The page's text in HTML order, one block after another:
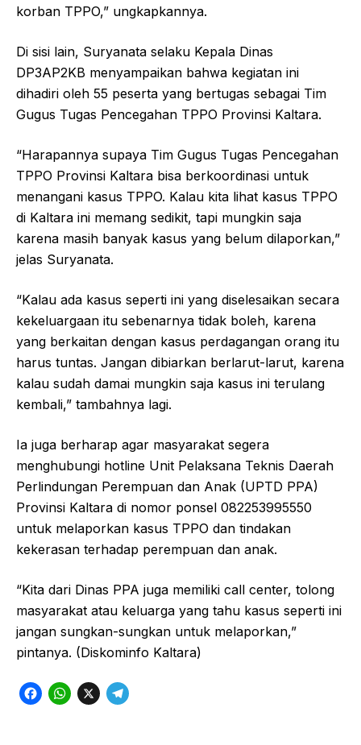
korban TPPO,” ungkapkannya.
Di sisi lain, Suryanata selaku Kepala Dinas
DP3AP2KB menyampaikan bahwa kegiatan ini
dihadiri oleh 55 peserta yang bertugas sebagai Tim
Gugus Tugas Pencegahan TPPO Provinsi Kaltara.
“Harapannya supaya Tim Gugus Tugas Pencegahan
TPPO Provinsi Kaltara bisa berkoordinasi untuk
menangani kasus TPPO. Kalau kita lihat kasus TPPO
di Kaltara ini memang sedikit, tapi mungkin saja
karena masih banyak kasus yang belum dilaporkan,”
jelas Suryanata.
“Kalau ada kasus seperti ini yang diselesaikan secara
kekeluargaan itu sebenarnya tidak boleh, karena
yang berkaitan dengan kasus perdagangan orang itu
harus tuntas. Jangan dibiarkan berlarut-larut, karena
kalau sudah damai mungkin saja kasus ini terulang
kembali,” tambahnya lagi.
Ia juga berharap agar masyarakat segera
menghubungi hotline Unit Pelaksana Teknis Daerah
Perlindungan Perempuan dan Anak (UPTD PPA)
Provinsi Kaltara di nomor ponsel 082253995550
untuk melaporkan kasus TPPO dan tindakan
kekerasan terhadap perempuan dan anak.
“Kita dari Dinas PPA juga memiliki call center, tolong
masyarakat atau keluarga yang tahu kasus seperti ini
jangan sungkan-sungkan untuk melaporkan,”
pintanya. (Diskominfo Kaltara)
F
W
X
T